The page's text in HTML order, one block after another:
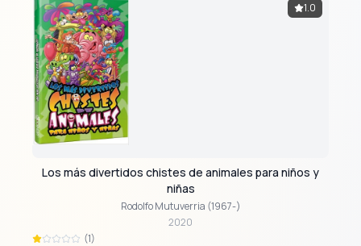
1.0
Los más divertidos chistes de animales para niños y
niñas
Rodolfo Mutuverria (1967-)
2020
(1)